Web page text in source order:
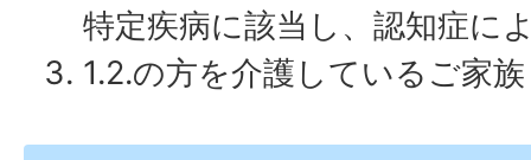
特定疾病に該当し、認知症に
1.2.の方を介護しているご家族